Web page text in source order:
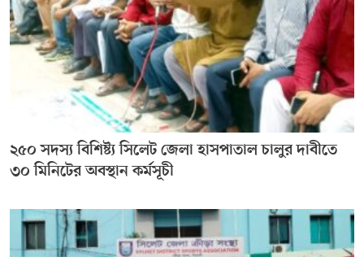
২৫০ সদস্য বিশিষ্ট্য সিলেট জেলা হাসপাতাল চালুর দাবীতে
৩০ মিনিটের অবস্থান কর্মসূচী